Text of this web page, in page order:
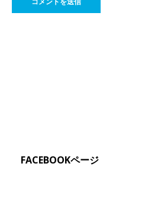
FACEBOOKページ